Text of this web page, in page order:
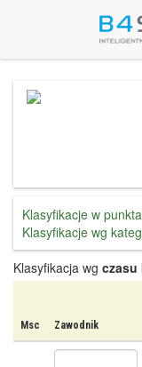
Klasyfikacje w
Klasyfikacje wg
Klasyfikacja wg czasu
Msc Zawodnik